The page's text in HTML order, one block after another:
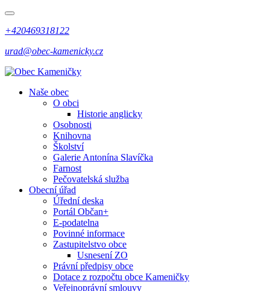
+420469318122
urad@obec-kamenicky.cz
Naše obec
O obci
Historie anglicky
Osobnosti
Knihovna
Školství
Galerie Antonína Slavíčka
Farnost
Pečovatelská služba
Obecní úřad
Úřední deska
Portál Občan+
E-podatelna
Povinné informace
Zastupitelstvo obce
Usnesení ZO
Právní předpisy obce
Dotace z rozpočtu obce Kameničky
Veřejnoprávní smlouvy